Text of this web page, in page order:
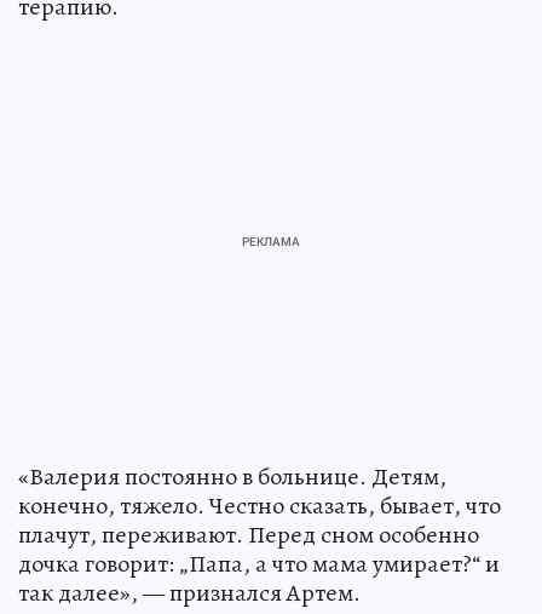
«Валерия постоянно в больнице. Детям,
конечно, тяжело. Честно сказать, бывает, что
плачут, переживают. Перед сном особенно
дочка говорит: „Папа, а что мама умирает?“ и
так далее», — признался Артем.